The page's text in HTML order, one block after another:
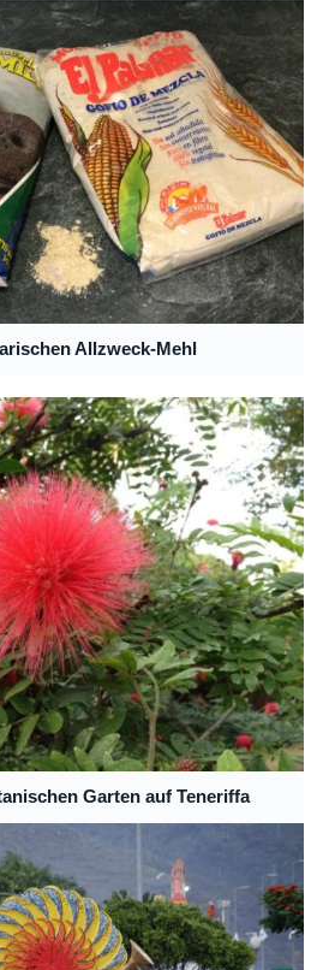
Allzweck-Mehl
Garten auf Teneriffa